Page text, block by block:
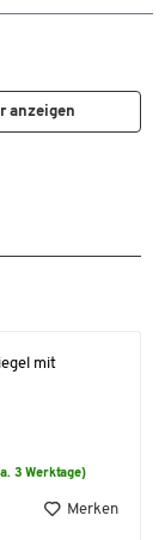
anzeigen
mit
3 Werktage)
Merken